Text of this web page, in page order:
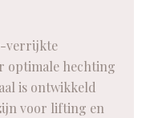
verrijkte
optimale hechting
is ontwikkeld
voor lifting en